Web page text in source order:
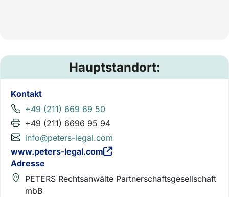
Hauptstandort:
Kontakt
+49 (211) 669 69 50
+49 (211) 6696 95 94
info@peters-legal.com
www.peters-legal.com
Adresse
PETERS Rechtsanwälte Partnerschaftsgesellschaft
mbB